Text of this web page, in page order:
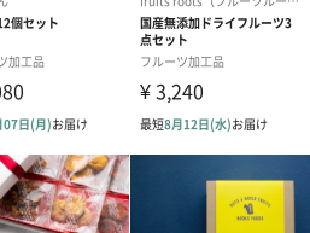
グレープフルーツ、ピンクグレープ
イナップルの7種類のフルーツは、
ーツが多いフルーツブーケです。
な逸品です。
をアレンジメントしたところに、蝶